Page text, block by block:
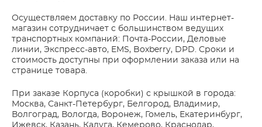
Осуществляем доставку по России. Наш интернет-
магазин сотрудничает с большинством ведущих
транспортных компаний: Почта-России, Деловые
линии, Экспресс-авто, EMS, Boxberry, DPD. Сроки и
стоимость доступны при оформлении заказа или на
странице товара.
При заказе Корпуса (коробки) с крышкой в города:
Москва, Санкт-Петербург, Белгород, Владимир,
Волгоград, Вологда, Воронеж, Гомель, Екатеринбург,
Ижевск, Казань, Калуга, Кемерово, Краснодар,